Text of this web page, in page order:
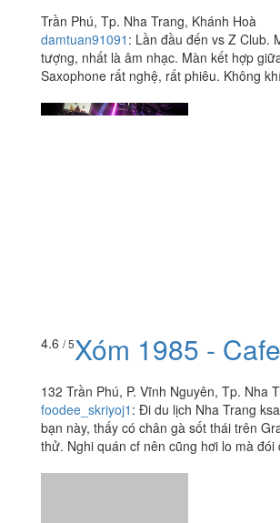
Trần Phú, Tp. Nha Trang, Khánh Hoà
damtuan91091 : Lần đầu đến vs Z Club.
tượng, nhất là âm nhạc. Màn kết hợp
Saxophone rất nghệ, rất phiêu. Không
132 Trần Phú, P. Vĩnh Nguyên, Tp. Nha
bạn này, thấy có chân gà sốt thái trên
thử. Nghi quán cf nên cũng hơi lo mà đói